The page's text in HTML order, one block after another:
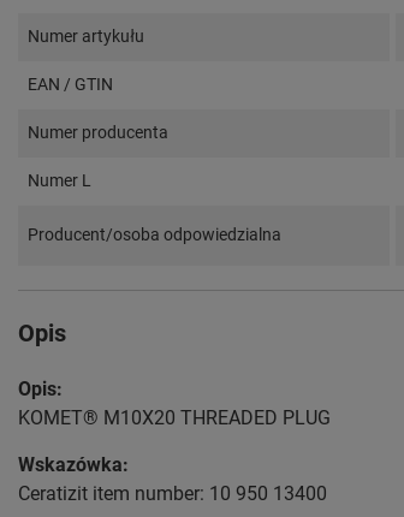
Numer artykułu
EAN / GTIN
Numer producenta
Numer L
Producent/osoba odpowiedzialna
Opis
Opis:
KOMET® M10X20 THREADED PLUG
Wskazówka:
Ceratizit item number: 10 950 13400